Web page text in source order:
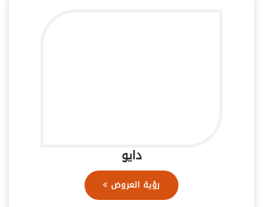
دايو
رؤية العروض